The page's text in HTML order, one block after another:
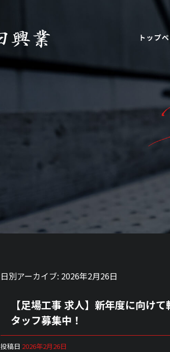
日別アーカイブ: 2026年2月26日
【足場工事 求人】新年度に向け
タッフ募集中！
投稿日 2026年2月26日